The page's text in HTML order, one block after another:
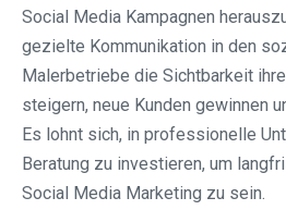
Social Media Kampagnen
gezielte Kommunikation in den
Malerbetriebe die Sichtbarkeit
steigern, neue Kunden gewinnen
Es lohnt sich, in professionelle
Beratung zu investieren, um
Social Media Marketing zu sein.